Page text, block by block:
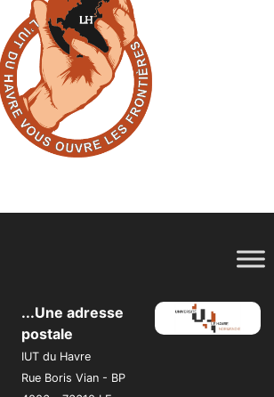
...Une adresse
postale
IUT du Havre
Rue Boris Vian - BP